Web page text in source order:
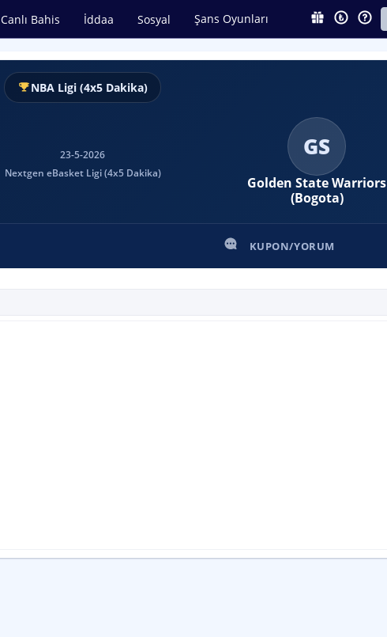
Canlı Bahis İddaa Sosyal Şans Oyunları
NBA Ligi (4x5 Dakika)
23-5-2026
Nextgen eBasket Ligi (4x5 Dakika)
GS
Golden State Warriors
(Bogota)
KUPON/YORUM